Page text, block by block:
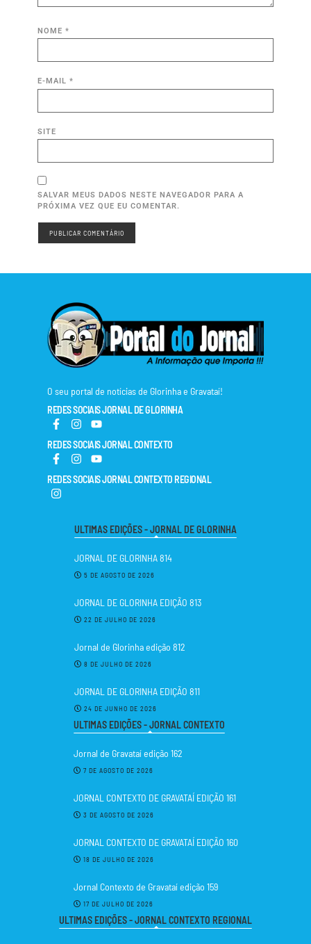
NOME *
E-MAIL *
SITE
SALVAR MEUS DADOS NESTE NAVEGADOR PARA A
PRÓXIMA VEZ QUE EU COMENTAR.
O seu portal de notícias de Glorinha e Gravataí!
REDES SOCIAIS JORNAL DE GLORINHA
REDES SOCIAIS JORNAL CONTEXTO
REDES SOCIAIS JORNAL CONTEXTO REGIONAL
ULTIMAS EDIÇÕES - JORNAL DE GLORINHA
JORNAL DE GLORINHA 814
5 DE AGOSTO DE 2026
JORNAL DE GLORINHA EDIÇÃO 813
22 DE JULHO DE 2026
Jornal de Glorinha edição 812
8 DE JULHO DE 2026
JORNAL DE GLORINHA EDIÇÃO 811
24 DE JUNHO DE 2026
ULTIMAS EDIÇÕES - JORNAL CONTEXTO
Jornal de Gravataí edição 162
7 DE AGOSTO DE 2026
JORNAL CONTEXTO DE GRAVATAÍ EDIÇÃO 161
3 DE AGOSTO DE 2026
JORNAL CONTEXTO DE GRAVATAÍ EDIÇÃO 160
18 DE JULHO DE 2026
Jornal Contexto de Gravataí edição 159
17 DE JULHO DE 2026
ULTIMAS EDIÇÕES - JORNAL CONTEXTO REGIONAL